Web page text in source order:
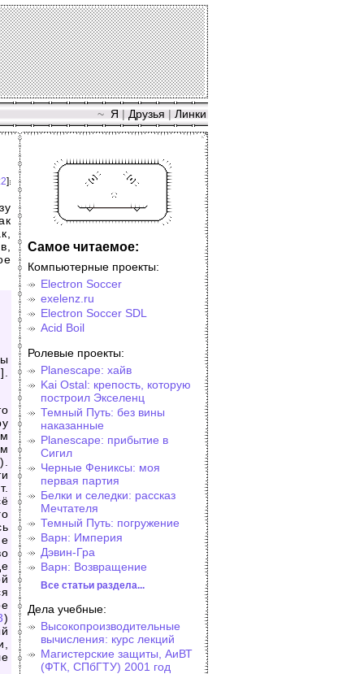
~ Я | Друзья | Линки
Самое читаемое:
Компьютерные проекты:
Electron Soccer
exelenz.ru
Electron Soccer SDL
Acid Boil
Ролевые проекты:
Planescape: хайв
Kai Ostal: крепость, которую
построил Экселенц
Темный Путь: без вины
наказанные
Planescape: прибытие в
Сигил
Черные Фениксы: моя
первая партия
Белки и селедки: рассказ
Мечтателя
Темный Путь: погружение
Варн: Империя
Дэвин-Гра
Варн: Возвращение
Все статьи раздела...
Дела учебные:
Высокопроизводительные
вычисления: курс лекций
Магистерские защиты, АиВТ
(ФТК, СПбГТУ) 2001 год
]
)